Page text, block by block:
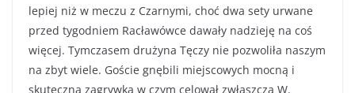
lepiej niż w meczu z Czarnymi, choć dwa sety urwane
przed tygodniem Racławówce dawały nadzieję na coś
więcej. Tymczasem drużyna Tęczy nie pozwoliła naszym
na zbyt wiele. Goście gnębili miejscowych mocną i
skuteczną zagrywką w czym celował zwłaszcza W.